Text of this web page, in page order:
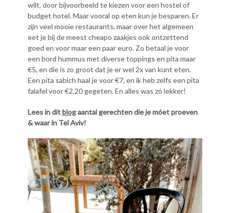
wilt, door bijvoorbeeld te kiezen voor een hostel of
budget hotel. Maar vooral op eten kun je besparen. Er
zijn veel mooie restaurants, maar over het algemeen
eet je bij de meest cheapo zaakjes ook ontzettend
goed en voor maar een paar euro. Zo betaal je voor
een bord hummus met diverse toppings en pita maar
€5, en die is zo groot dat je er wel 2x van kunt eten.
Een pita sabich haal je voor €7, en ik heb zelfs een pita
falafel voor €2,20 gegeten. En alles was zó lekker!
Lees in ditblogaantal gerechten die je móet proeven
& waar in Tel Aviv!